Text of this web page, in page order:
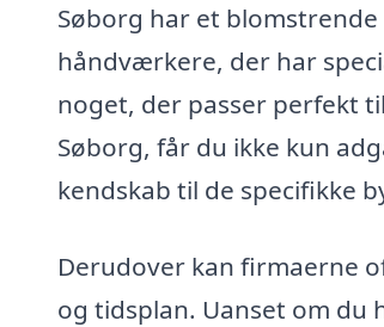
Søborg har et
håndværkere, der har
noget, der passer perfekt
Søborg, får du ikke kun
kendskab til de specifikke
Derudover kan firmaerne
og tidsplan. Uanset om